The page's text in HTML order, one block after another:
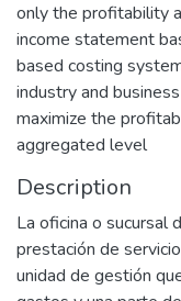
only the profitability
income statement
based costing
industry and
maximize the
aggregated level
Description
La oficina o sucursal
prestación de
unidad de gestión